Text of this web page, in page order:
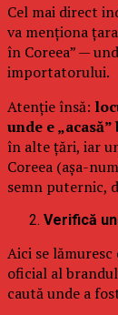
Cel mai direct
va menționa
în Coreea” —
importatorului.
Atenție însă:
unde e
în alte țări, iar
Coreea (așa-
semn puternic,
Verifică
Aici se
oficial al
caută unde a